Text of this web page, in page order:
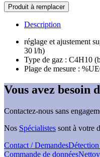
quantité
de
Einstellung
(Butan)
Produit à remplacer
Description
réglage et ajustement
30 l/h)
Type de gaz : C4H10
Plage de mesure :
Vous avez besoin
Contactez-nous sans
Nos Spécialistes sont à votre
Contact / Demandes
Commande de données